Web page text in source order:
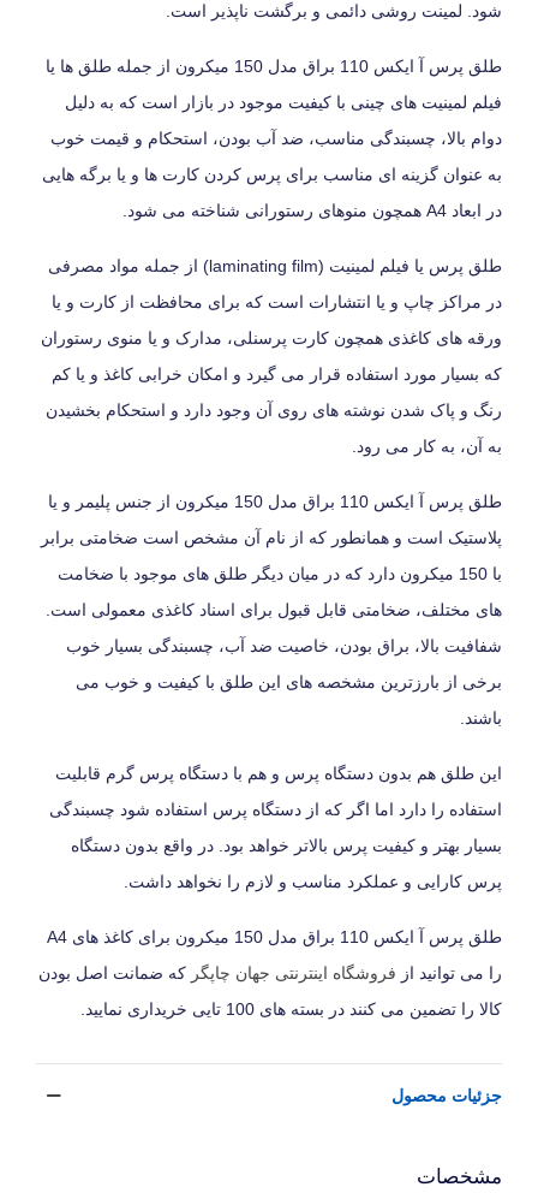
شود. لمینت روشی دائمی و برگشت ناپذیر است.
طلق پرس آ ایکس 110 براق مدل 150 میکرون از جمله طلق ها یا
فیلم لمینیت های چینی با کیفیت موجود در بازار است که به دلیل
دوام بالا، چسبندگی مناسب، ضد آب بودن، استحکام و قیمت خوب
به عنوان گزینه ای مناسب برای پرس کردن کارت ها و یا برگه هایی
در ابعاد A4 همچون منوهای رستورانی شناخته می شود.
طلق پرس یا فیلم لمینیت (laminating film) از جمله مواد مصرفی
در مراکز چاپ و یا انتشارات است که برای محافظت از کارت و یا
ورقه های کاغذی همچون کارت پرسنلی، مدارک و یا منوی رستوران
که بسیار مورد استفاده قرار می گیرد و امکان خرابی کاغذ و یا کم
رنگ و پاک شدن نوشته های روی آن وجود دارد و استحکام بخشیدن
به آن، به کار می رود.
طلق پرس آ ایکس 110 براق مدل 150 میکرون از جنس پلیمر و یا
پلاستیک است و همانطور که از نام آن مشخص است ضخامتی برابر
با 150 میکرون دارد که در میان دیگر طلق های موجود با ضخامت
های مختلف، ضخامتی قابل قبول برای اسناد کاغذی معمولی است.
شفافیت بالا، براق بودن، خاصیت ضد آب، چسبندگی بسیار خوب
برخی از بارزترین مشخصه های این طلق با کیفیت و خوب می
باشند.
این طلق هم بدون دستگاه پرس و هم با دستگاه پرس گرم قابلیت
استفاده را دارد اما اگر که از دستگاه پرس استفاده شود چسبندگی
بسیار بهتر و کیفیت پرس بالاتر خواهد بود. در واقع بدون دستگاه
پرس کارایی و عملکرد مناسب و لازم را نخواهد داشت.
طلق پرس آ ایکس 110 براق مدل 150 میکرون برای کاغذ های A4
را می توانید از فروشگاه اینترنتی جهان چاپگر که ضمانت اصل بودن
کالا را تضمین می کنند در بسته های 100 تایی خریداری نمایید.
جزئیات محصول
مشخصات